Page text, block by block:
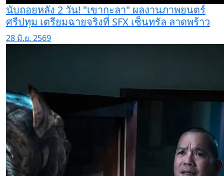
นับถอยหลัง 2 วัน! "เขากะลา" ผลงานภาพยนตร์
ศรีปทุม เตรียมฉายจริงที่ SFX เซ็นทรัล ลาดพร้าว
28 มิ.ย. 2569